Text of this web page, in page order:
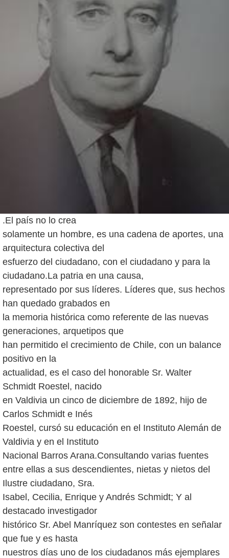
.El país no lo crea
solamente un hombre, es una cadena de aportes, una
arquitectura colectiva del
esfuerzo del ciudadano, con el ciudadano y para la
ciudadano.La patria en una causa,
representado por sus líderes. Líderes que, sus hechos
han quedado grabados en
la memoria histórica como referente de las nuevas
generaciones, arquetipos que
han permitido el crecimiento de Chile, con un balance
positivo en la
actualidad, es el caso del honorable Sr. Walter
Schmidt Roestel, nacido
en Valdivia un cinco de diciembre de 1892, hijo de
Carlos Schmidt e Inés
Roestel, cursó su educación en el Instituto Alemán de
Valdivia y en el Instituto
Nacional Barros Arana.Consultando varias fuentes
entre ellas a sus descendientes, nietas y nietos del
Ilustre ciudadano, Sra.
Isabel, Cecilia, Enrique y Andrés Schmidt; Y al
destacado investigador
histórico Sr. Abel Manríquez son contestes en señalar
que fue y es hasta
nuestros días uno de los ciudadanos más ejemplares